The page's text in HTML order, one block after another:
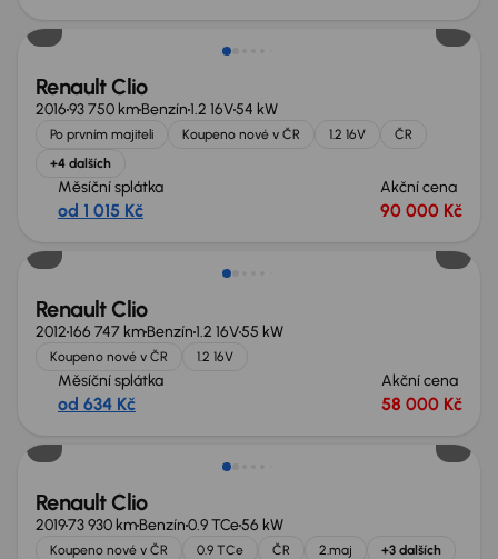
Renault Clio
201693 750 kmBenzín1.2 16V54 kW
Po prvním majiteli Koupeno nové v ČR 1.2 16V
ČR
+4 dalších
Měsíční splátka
od 1 015 Kč
Akční cena
90 000 Kč
Renault Clio
2012166 747 kmBenzín1.2 16V55 kW
Koupeno nové v ČR 1.2 16V
Měsíční splátka
od 634 Kč
Akční cena
58 000 Kč
Zlevněno o 10 000 Kč
Renault Clio
201973 930 kmBenzín0.9 TCe56 kW
Koupeno nové v ČR 0.9 TCe ČR 2.maj +3 dalších